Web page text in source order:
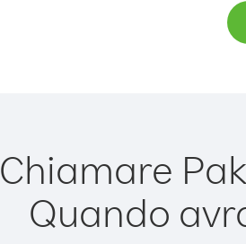
Chiamare
Quando